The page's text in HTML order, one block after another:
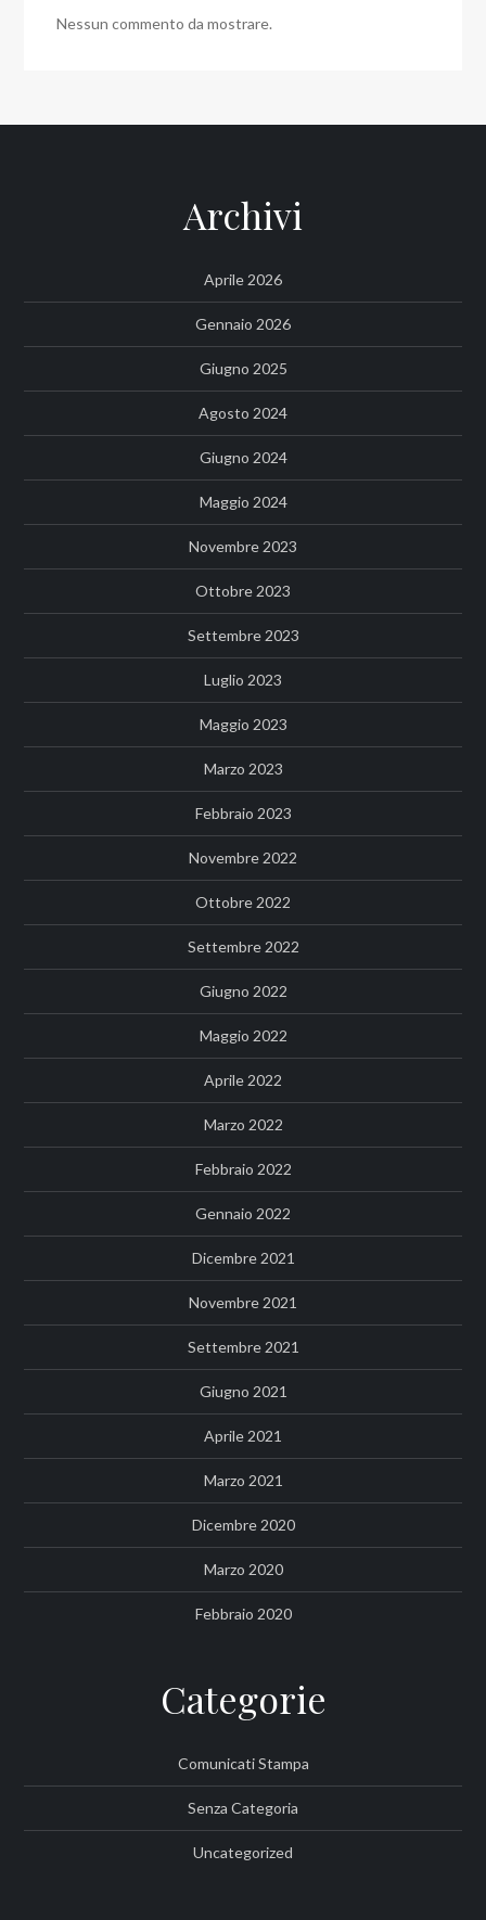
Nessun commento da mostrare.
Archivi
Aprile 2026
Gennaio 2026
Giugno 2025
Agosto 2024
Giugno 2024
Maggio 2024
Novembre 2023
Ottobre 2023
Settembre 2023
Luglio 2023
Maggio 2023
Marzo 2023
Febbraio 2023
Novembre 2022
Ottobre 2022
Settembre 2022
Giugno 2022
Maggio 2022
Aprile 2022
Marzo 2022
Febbraio 2022
Gennaio 2022
Dicembre 2021
Novembre 2021
Settembre 2021
Giugno 2021
Aprile 2021
Marzo 2021
Dicembre 2020
Marzo 2020
Febbraio 2020
Categorie
Comunicati Stampa
Senza Categoria
Uncategorized